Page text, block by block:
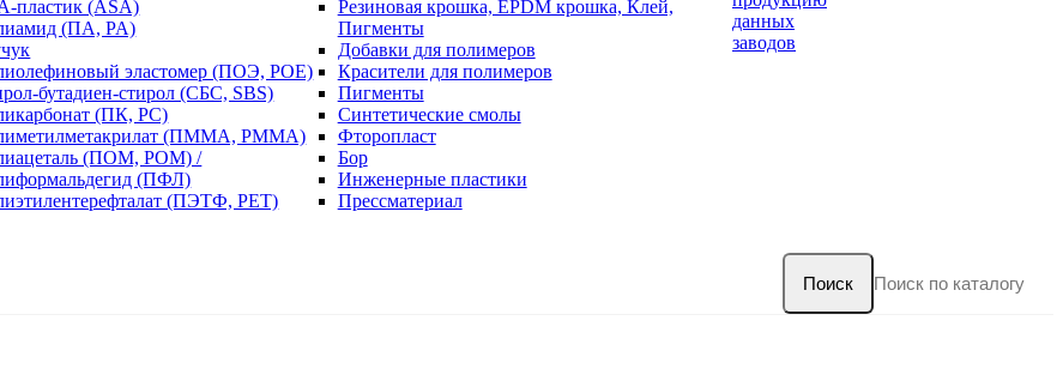
пластик (ASA)
(ПА, PA)
эластомер (ПОЭ, POE)
бутадиен-стирол (СБС, SBS)
(ПК, PC)
(ПММА, PMMA)
(ПОМ, POM) /
(ПФЛ)
(ПЭТФ, PET)
Резиновая крошка, EPDM крошка, Клей,
Пигменты
Добавки для полимеров
Красители для полимеров
Пигменты
Синтетические смолы
Фторопласт
Бор
Инженерные пластики
Прессматериал
данных
заводов
Поиск